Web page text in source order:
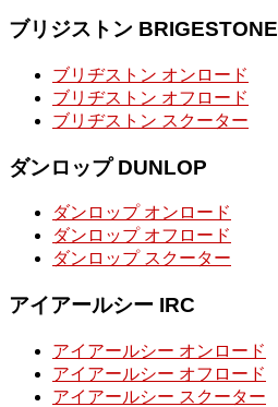
ブリジストン BRIGESTONE
ブリヂストン オンロード
ブリヂストン オフロード
ブリヂストン スクーター
ダンロップ DUNLOP
ダンロップ オンロード
ダンロップ オフロード
ダンロップ スクーター
アイアールシー IRC
アイアールシー オンロード
アイアールシー オフロード
アイアールシー スクーター